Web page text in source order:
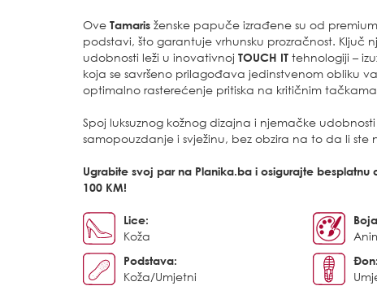
Ove Tamaris ženske papuče izrađene su od
podstavi, što garantuje vrhunsku prozračnost. Ključ
udobnosti leži u inovativnoj TOUCH IT tehnologiji –
koja se savršeno prilagođava jedinstvenom obliku
optimalno rasterećenje pritiska na kritičnim
Spoj luksuznog kožnog dizajna i njemačke
samopouzdanje i svježinu, bez obzira na to da li ste
Ugrabite svoj par na Planika.ba i osigurajte besplatnu
100 KM!
Lice:
Koža
Podstava:
Koža/Umjetni
Đon: